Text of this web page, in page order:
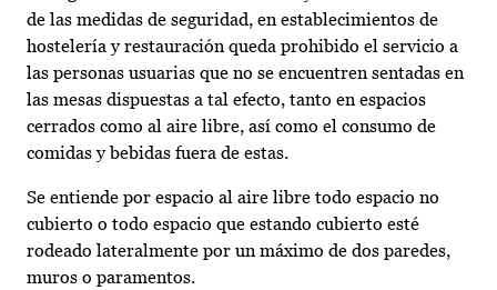
de las medidas de seguridad, en establecimientos de
hostelería y restauración queda prohibido el servicio a
las personas usuarias que no se encuentren sentadas en
las mesas dispuestas a tal efecto, tanto en espacios
cerrados como al aire libre, así como el consumo de
comidas y bebidas fuera de estas.
Se entiende por espacio al aire libre todo espacio no
cubierto o todo espacio que estando cubierto esté
rodeado lateralmente por un máximo de dos paredes,
muros o paramentos.